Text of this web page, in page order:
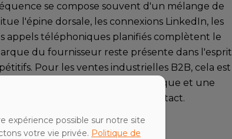
se compose souvent d'un mélange de
l'épine dorsale, les connexions LinkedIn, les
appels téléphoniques planifiés complètent le
du fournisseur reste présente dans l'esprit
Pour les ventes industrielles B2B, cela est
transmettre une expertise technique et une
avec un seul point de contact.
expérience possible sur notre site
votre vie privée. Politique de